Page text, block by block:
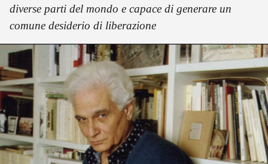
diverse parti del mondo e capace di generare un
comune desiderio di liberazione